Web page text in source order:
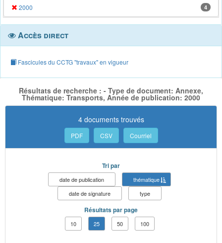
2000 4
Accès direct
Fascicules du CCTG "travaux" en vigueur
Résultats de recherche : - Type de document: Annexe,
Thématique: Transports, Année de publication: 2000
4 documents trouvés
PDF CSV Courriel
Tri par
date de publication
thématique
date de signature
type
Résultats par page
10 25 50 100